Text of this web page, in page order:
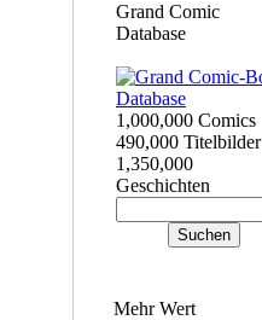
Grand Comic
Database
1,000,000 Comics
490,000 Titelbilder
1,350,000
Geschichten
Mehr Wert